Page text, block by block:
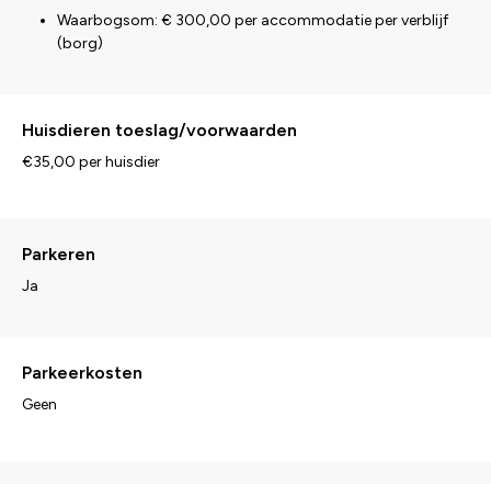
Waarbogsom: € 300,00 per accommodatie per verblijf
(borg)
Huisdieren toeslag/voorwaarden
€35,00 per huisdier
Parkeren
Ja
Parkeerkosten
Geen